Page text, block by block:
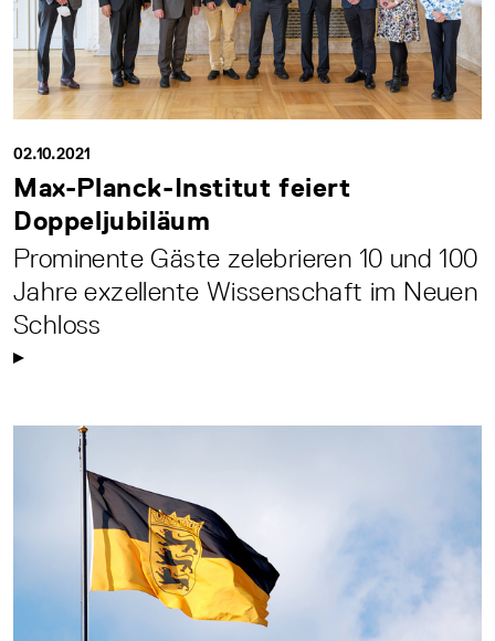
02.10.2021
Max-Planck-Institut feiert
Doppeljubiläum
Prominente Gäste zelebrieren 10 und 100
Jahre exzellente Wissenschaft im Neuen
Schloss